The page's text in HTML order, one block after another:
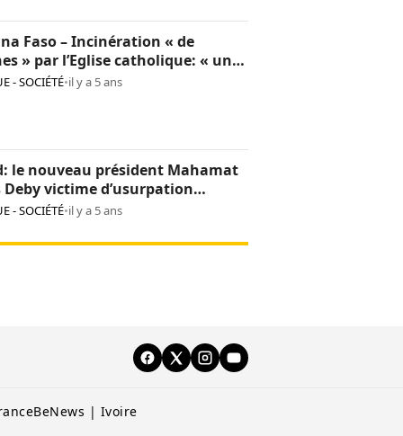
Faso – Incinération « de
» par l’Eglise catholique: « une
culturelle et une provocation
- SOCIÉTÉ•il y a 5 ans
le nouveau président Mahamat
Deby victime d’usurpation
- SOCIÉTÉ•il y a 5 ans
BeNews | Ivoire